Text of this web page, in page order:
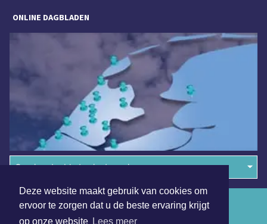
Deze website maakt gebruik van cookies om
ervoor te zorgen dat u de beste ervaring krijgt
op onze website Lees meer
ONLINE DAGBLADEN
Overige dagbladen in de regio
Algemene voorwaarden